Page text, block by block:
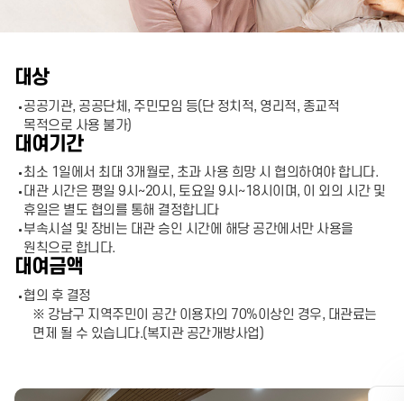
대상
공공기관, 공공단체, 주민모임 등(단 정치적, 영리적, 종교적
목적으로 사용 불가)
대여기간
최소 1일에서 최대 3개월로, 초과 사용 희망 시 협의하여야 합니다.
대관 시간은 평일 9시~20시, 토요일 9시~18시이며, 이 외의 시간 및
휴일은 별도 협의를 통해 결정합니다
부속시설 및 장비는 대관 승인 시간에 해당 공간에서만 사용을
원칙으로 합니다.
대여금액
협의 후 결정
※ 강남구 지역주민이 공간 이용자의 70%이상인 경우, 대관료는
면제 될 수 있습니다.(복지관 공간개방사업)